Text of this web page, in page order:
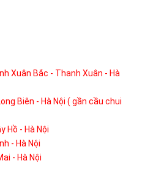
Xuân Bắc - Thanh Xuân - Hà
Biên - Hà Nội ( gần cầu chui
Hồ - Hà Nội
- Hà Nội
- Hà Nội